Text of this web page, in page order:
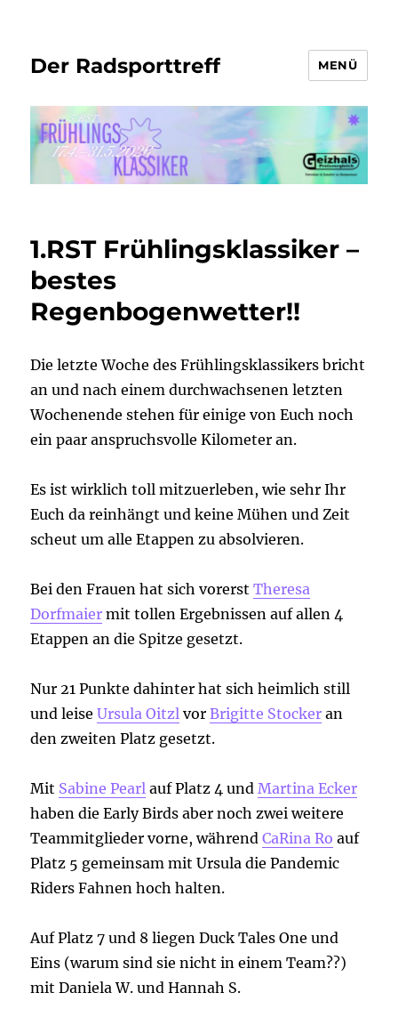
Der Radsporttreff MENÜ
1.RST Frühlingsklassiker –
bestes
Regenbogenwetter!!
Die letzte Woche des Frühlingsklassikers bricht
an und nach einem durchwachsenen letzten
Wochenende stehen für einige von Euch noch
ein paar anspruchsvolle Kilometer an.
Es ist wirklich toll mitzuerleben, wie sehr Ihr
Euch da reinhängt und keine Mühen und Zeit
scheut um alle Etappen zu absolvieren.
Bei den Frauen hat sich vorerstTheresa
Dorfmaier mit tollen Ergebnissen auf allen 4
Etappen an die Spitze gesetzt.
Nur 21 Punkte dahinter hat sich heimlich still
und leiseUrsula Oitzl vorBrigitte Stocker an
den zweiten Platz gesetzt.
Mit Sabine Pearl auf Platz 4 undMartina Ecker
haben die Early Birds aber noch zwei weitere
Teammitglieder vorne, währendCaRina Ro auf
Platz 5 gemeinsam mit Ursula die Pandemic
Riders Fahnen hoch halten.
Auf Platz 7 und 8 liegen Duck Tales One und
Eins (warum sind sie nicht in einem Team??)
mit Daniela W. und Hannah S.